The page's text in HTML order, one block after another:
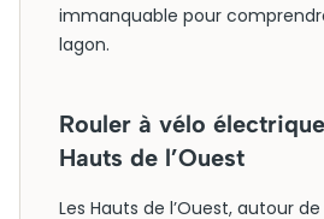
immanquable pour
lagon.
Rouler à vélo
Hauts de l’Ouest
Les Hauts de l’Ouest, autour